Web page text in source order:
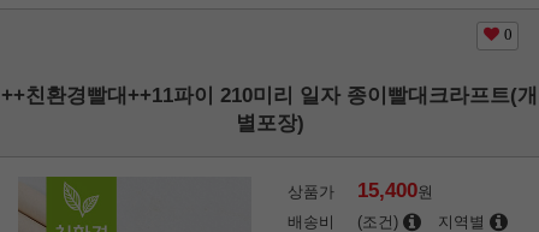
0
++친환경빨대++11파이 210미리 일자 종이빨대크라프트(개
별포장)
상품가 15,400원
배송비
(조건) 지역별